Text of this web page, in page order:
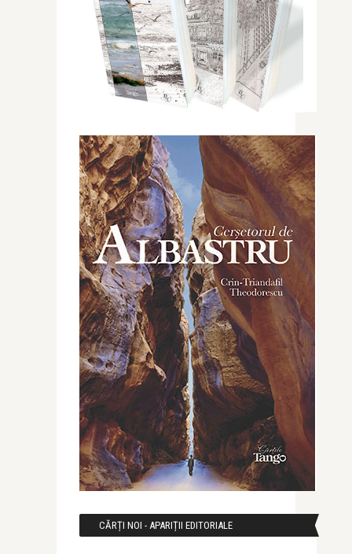
CĂRȚI NOI - APARIȚII EDITORIALE